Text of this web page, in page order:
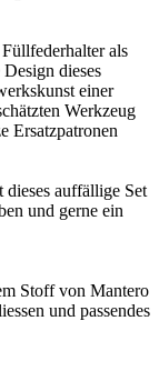
als
dieses
einer
Werkzeug
Ersatzpatronen
auffällige Set
und gerne ein
Stoff von Mantero
und passendes